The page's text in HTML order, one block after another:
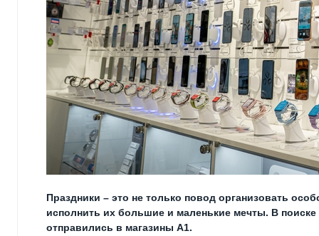
Праздники – это не только повод организовать
исполнить их большие и маленькие мечты. В
отправились в магазины А1.